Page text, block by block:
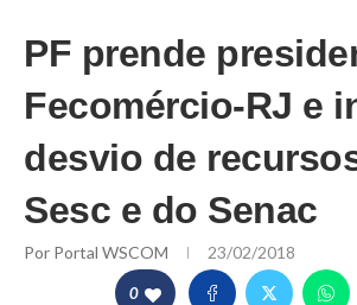
PF prende
Fecomércio-RJ e
desvio de
Sesc e do Senac
Por Portal WSCOM 23/02/2018
0